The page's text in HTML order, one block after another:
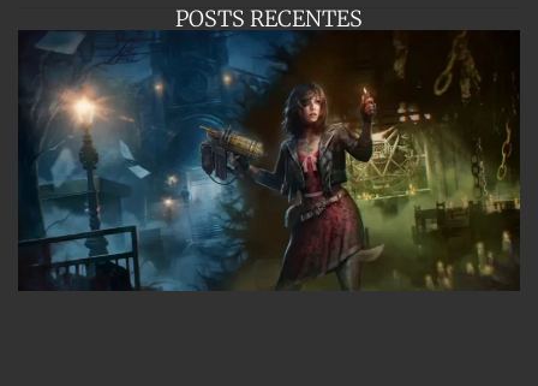
POSTS RECENTES